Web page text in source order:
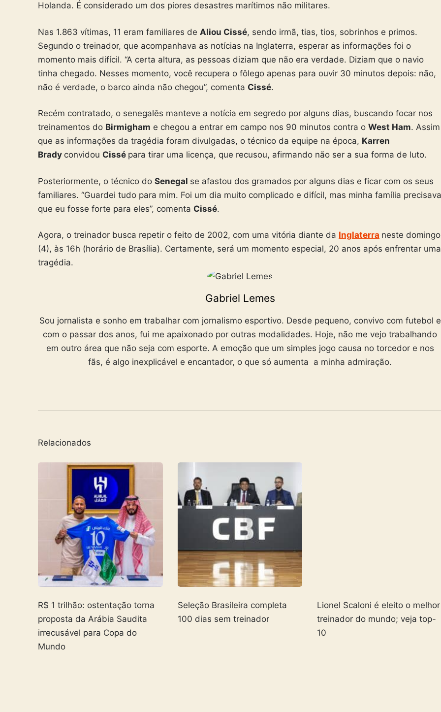
Holanda. É considerado um dos piores desastres marítimos não militares.
Nas 1.863 vítimas, 11 eram familiares de Aliou Cissé, sendo irmã, tias, tios, sobrinhos e primos.
Segundo o treinador, que acompanhava as notícias na Inglaterra, esperar as informações foi o
momento mais difícil. “A certa altura, as pessoas diziam que não era verdade. Diziam que o navio
tinha chegado. Nesses momento, você recupera o fôlego apenas para ouvir 30 minutos depois: não,
não é verdade, o barco ainda não chegou”, comenta Cissé.
Recém contratado, o senegalês manteve a notícia em segredo por alguns dias, buscando focar nos
treinamentos do Birmigham e chegou a entrar em campo nos 90 minutos contra o West Ham. Assim
que as informações da tragédia foram divulgadas, o técnico da equipe na época, Karren
Brady convidou Cissé para tirar uma licença, que recusou, afirmando não ser a sua forma de luto.
Posteriormente, o técnico do Senegal se afastou dos gramados por alguns dias e ficar com os seus
familiares. “Guardei tudo para mim. Foi um dia muito complicado e difícil, mas minha família precisava
que eu fosse forte para eles”, comenta Cissé.
Agora, o treinador busca repetir o feito de 2002, com uma vitória diante da Inglaterra neste domingo
(4), às 16h (horário de Brasília). Certamente, será um momento especial, 20 anos após enfrentar uma
tragédia.
Gabriel Lemes
Sou jornalista e sonho em trabalhar com jornalismo esportivo. Desde pequeno, convivo com futebol e
com o passar dos anos, fui me apaixonado por outras modalidades. Hoje, não me vejo trabalhando
em outro área que não seja com esporte. A emoção que um simples jogo causa no torcedor e nos
fãs, é algo inexplicável e encantador, o que só aumenta a minha admiração.
Relacionados
R$ 1 trilhão: ostentação torna
proposta da Arábia Saudita
irrecusável para Copa do
Mundo
Seleção Brasileira completa
100 dias sem treinador
Lionel Scaloni é eleito o melhor
treinador do mundo; veja top-
10